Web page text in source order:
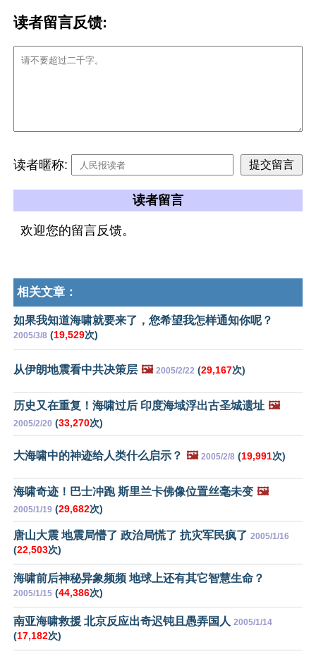
读者留言反馈:
读者暱称:
读者留言
欢迎您的留言反馈。
相关文章：
如果我知道海啸就要来了，您希望我怎样通知你呢？
2005/3/8 (19,529次)
从伊朗地震看中共决策层 🖼️ 2005/2/22 (29,167次)
历史又在重复！海啸过后 印度海域浮出古圣城遗址 🖼️
2005/2/20 (33,270次)
大海啸中的神迹给人类什么启示？ 🖼️ 2005/2/8 (19,991次)
海啸奇迹！巴士冲跑 斯里兰卡佛像位置丝毫未变 🖼️
2005/1/19 (29,682次)
唐山大震 地震局懵了 政治局慌了 抗灾军民疯了 2005/1/16
(22,503次)
海啸前后神秘异象频频 地球上还有其它智慧生命？
2005/1/15 (44,386次)
南亚海啸救援 北京反应出奇迟钝且愚弄国人 2005/1/14
(17,182次)